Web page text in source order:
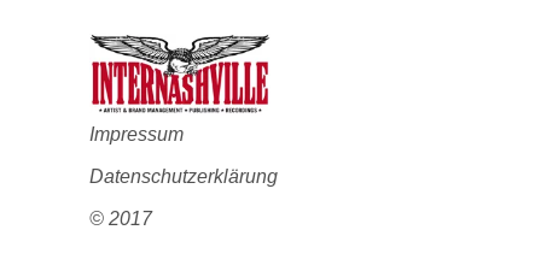
Impressum
Datenschutzerklärung
© 2017